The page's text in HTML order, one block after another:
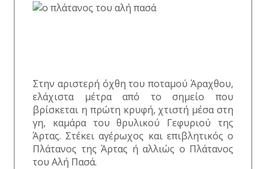
Στην αριστερή όχθη του ποταμού Άραχθου,
ελάχιστα μέτρα από το σημείο που
βρίσκεται η πρώτη κρυφή, χτιστή μέσα στη
γη, καμάρα του θρυλικού Γεφυριού της
Άρτας. Στέκει αγέρωχος και επιβλητικός ο
Πλάτανος της Άρτας ή αλλιώς ο Πλάτανος
του Αλή Πασά.